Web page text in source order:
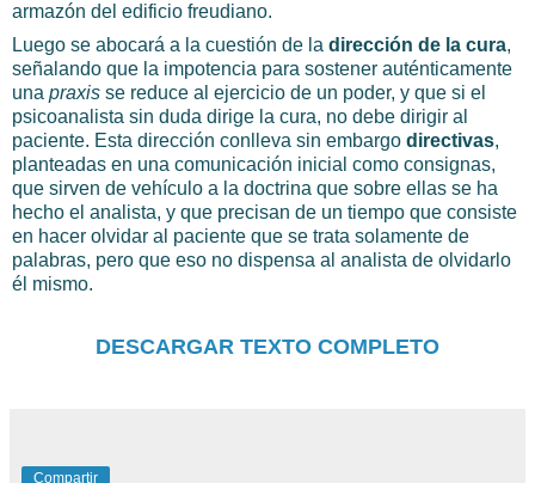
armazón del edificio freudiano.
Luego se abocará a la cuestión de la dirección de la cura,
señalando que la impotencia para sostener auténticamente
una praxis se reduce al ejercicio de un poder, y que si el
psicoanalista sin duda dirige la cura, no debe dirigir al
paciente. Esta dirección conlleva sin embargo directivas,
planteadas en una comunicación inicial como consignas,
que sirven de vehículo a la doctrina que sobre ellas se ha
hecho el analista, y que precisan de un tiempo que consiste
en hacer olvidar al paciente que se trata solamente de
palabras, pero que eso no dispensa al analista de olvidarlo
él mismo.
DESCARGAR TEXTO COMPLETO
Compartir